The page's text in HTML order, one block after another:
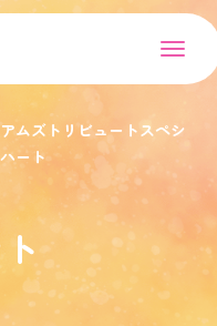
ムズトリビュートスペシ
ート